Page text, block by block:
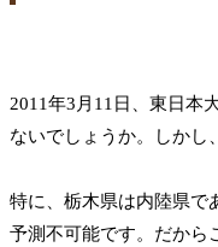
2011年3月11日、東日本
ないでしょうか。しかし
特に、栃木県は内陸県で
予測不可能です。だから